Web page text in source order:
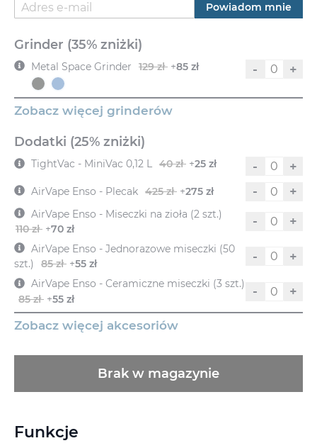
Powiadom mnie
Grinder (35% zniżki)
-
+
Metal Space Grinder 129 zł +85 zł
Zobacz więcej grinderów
Dodatki (25% zniżki)
-
+
TightVac - MiniVac 0,12 L 40 zł +25 zł
- +
AirVape Enso - Plecak 425 zł +275 zł
- +
AirVape Enso - Miseczki na zioła (2 szt.)
110 zł +70 zł
- +
AirVape Enso - Jednorazowe miseczki (50
szt.)
85 zł +55 zł
- +
AirVape Enso - Ceramiczne miseczki (3 szt.)
85 zł +55 zł
Zobacz więcej akcesoriów
Brak w magazynie
Funkcje